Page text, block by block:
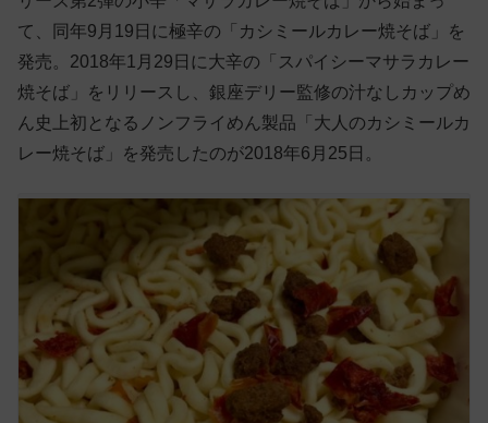
て、同年9月19日に極辛の「カシミールカレー焼そば」を
発売。2018年1月29日に大辛の「スパイシーマサラカレー
焼そば」をリリースし、銀座デリー監修の汁なしカップめ
ん史上初となるノンフライめん製品「大人のカシミールカ
レー焼そば」を発売したのが2018年6月25日。